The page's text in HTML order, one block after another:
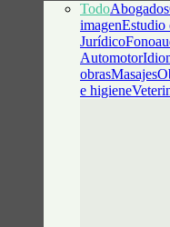
TodoAbogados
imagenEstudio
Jurídico
Automotor
obrasMasajes
e higiene